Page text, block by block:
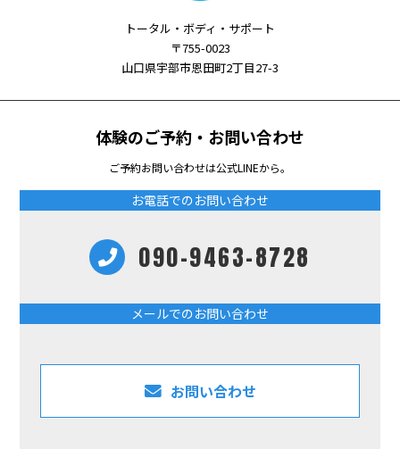
トータル・ボディ・サポート
〒755-0023
山口県宇部市恩田町2丁目27-3
体験のご予約・お問い合わせ
ご予約お問い合わせは公式LINEから。
お電話でのお問い合わせ
090-9463-8728
メールでのお問い合わせ
お問い合わせ